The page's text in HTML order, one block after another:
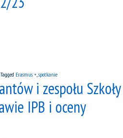
Tagged Erasmus + spotkanie
i zespołu Szkoły
IPB i oceny